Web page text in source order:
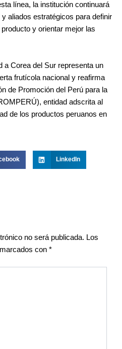
línea, la institución continuará
aliados estratégicos para definir
y orientar mejor las
a Corea del Sur representa un
frutícola nacional y reafirma
de Promoción del Perú para la
entidad adscrita al
de los productos peruanos en
LinkedIn
no será publicada. Los
con *